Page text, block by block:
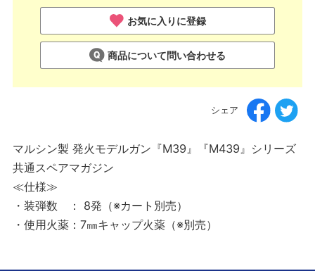
お気に入りに登録
商品について問い合わせる
シェア
マルシン製 発火モデルガン『M39』『M439』シリーズ
共通スペアマガジン
≪仕様≫
・装弾数 ： 8発（※カート別売）
・使用火薬：7㎜キャップ火薬（※別売）